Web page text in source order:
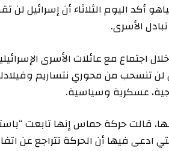
أكد اليوم الثلاثاء أن إسرائيل
الأسرى.
اجتماع مع عائلات الأسرى
لن تنسحب من محوري نتساريم
عسكرية وسياسية.
قالت حركة حماس إنها تابعت
ادعى فيها أن الحركة تتراجع عن